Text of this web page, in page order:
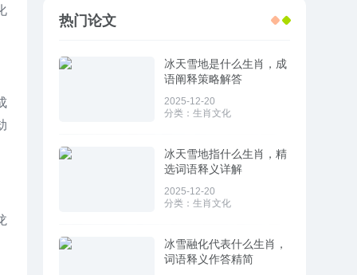
热门论文
冰天雪地是什么生肖，成
语阐释策略解答
2025-12-20
分类： 生肖文化
冰天雪地指什么生肖，精
选词语释义详解
2025-12-20
分类： 生肖文化
冰雪融化代表什么生肖，
词语释义作答精简